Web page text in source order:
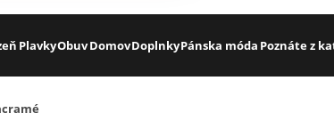
PlavkyObuvDomovDoplnkyPánska móda Poznáte z